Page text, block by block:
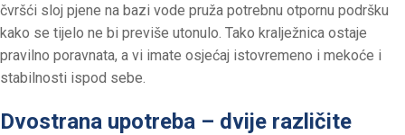
čvršći sloj pjene na bazi vode pruža potrebnu otpornu podršku
kako se tijelo ne bi previše utonulo. Tako kralježnica ostaje
pravilno poravnata, a vi imate osjećaj istovremeno i mekoće i
stabilnosti ispod sebe.
Dvostrana upotreba – dvije različite